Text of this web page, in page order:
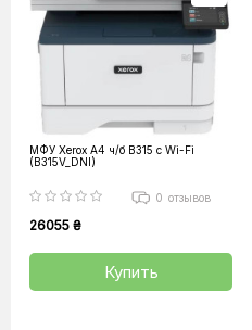
МФУ Xerox А4 ч/б B315 с Wi-Fi
(B315V_DNI)
0 отзывов
26055 ₴
Купить